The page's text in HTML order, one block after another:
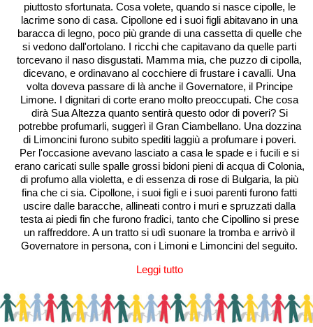
piuttosto sfortunata. Cosa volete, quando si nasce cipolle, le
lacrime sono di casa. Cipollone ed i suoi figli abitavano in una
baracca di legno, poco più grande di una cassetta di quelle che
si vedono dall'ortolano. I ricchi che capitavano da quelle parti
torcevano il naso disgustati. Mamma mia, che puzzo di cipolla,
dicevano, e ordinavano al cocchiere di frustare i cavalli. Una
volta doveva passare di là anche il Governatore, il Principe
Limone. I dignitari di corte erano molto preoccupati. Che cosa
dirà Sua Altezza quanto sentirà questo odor di poveri? Si
potrebbe profumarli, suggerì il Gran Ciambellano. Una dozzina
di Limoncini furono subito spediti laggiù a profumare i poveri.
Per l'occasione avevano lasciato a casa le spade e i fucili e si
erano caricati sulle spalle grossi bidoni pieni di acqua di Colonia,
di profumo alla violetta, e di essenza di rose di Bulgaria, la più
fina che ci sia. Cipollone, i suoi figli e i suoi parenti furono fatti
uscire dalle baracche, allineati contro i muri e spruzzati dalla
testa ai piedi fin che furono fradici, tanto che Cipollino si prese
un raffreddore. A un tratto si udì suonare la tromba e arrivò il
Governatore in persona, con i Limoni e Limoncini del seguito.
Leggi tutto